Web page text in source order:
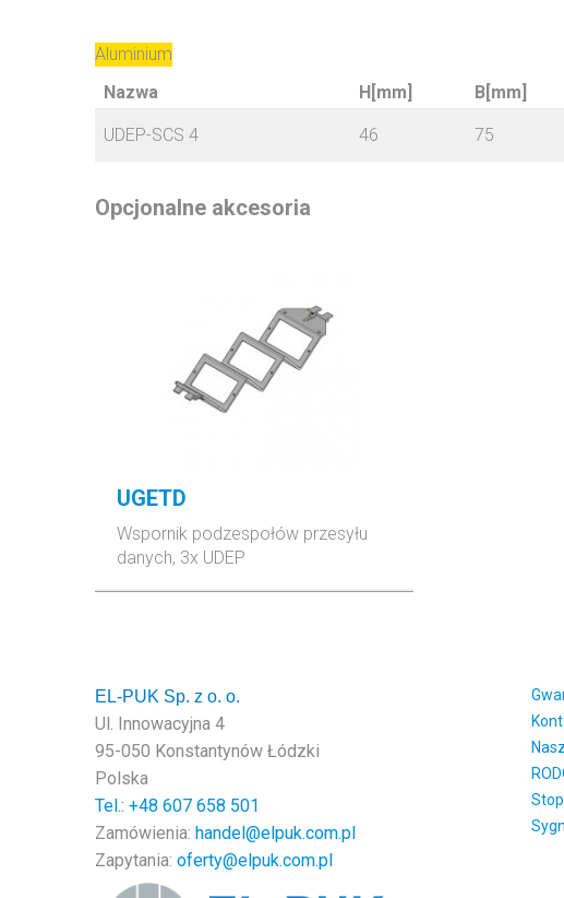
Aluminium
Nazwa
H[mm] B[mm]
UDEP-SCS 4 46 75
Opcjonalne akcesoria
UGETD
Wspornik podzespołów przesyłu
danych, 3x UDEP
EL-PUK Sp. z o. o.
Ul. Innowacyjna 4
95-050 Konstantynów Łódzki
Polska
Tel.: +48 607 658 501
Zamówienia: handel@elpuk.com.pl
Zapytania: oferty@elpuk.com.pl